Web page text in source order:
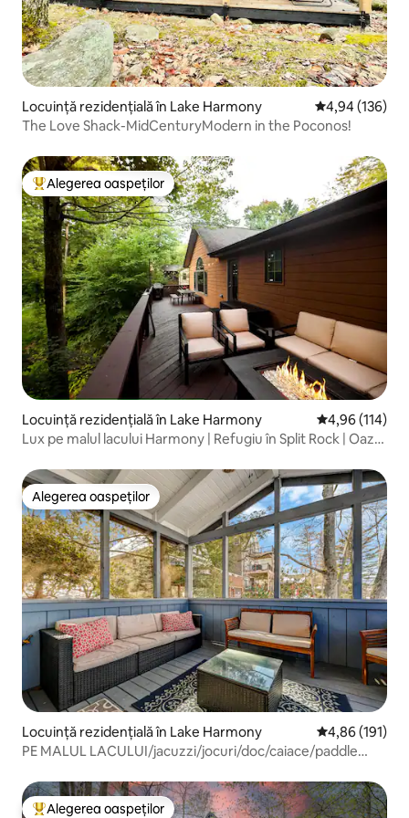
Locuință rezidențială în Lake Harmony Scor mediu de
4,94 (136)
The Love Shack-MidCenturyModern in the Poconos!
Locuință din topul categoriei Alegerea oaspeților
Alegerea oaspeților
Locuință rezidențială în Lake Harmony Scor mediu
4,96 (114)
Lux pe malul lacului Harmony | Refugiu în Split Rock | Oază
Alegerea oaspeților
Alegerea oaspeților
Locuință rezidențială în Lake Harmony Scor mediu
4,86 (191)
PE MALUL LACULUI/jacuzzi/jocuri/doc/caiace/paddle
Alegerea oaspeților